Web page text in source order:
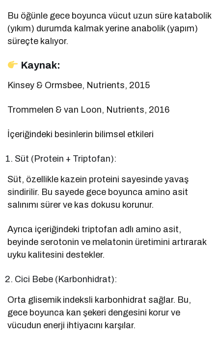
Bu öğünle gece boyunca vücut uzun süre katabolik
(yıkım) durumda kalmak yerine anabolik (yapım)
süreçte kalıyor.
Kaynak:
Kinsey & Ormsbee, Nutrients, 2015
Trommelen & van Loon, Nutrients, 2016
İçeriğindeki besinlerin bilimsel etkileri
Süt (Protein + Triptofan):
Süt, özellikle kazein proteini sayesinde yavaş
sindirilir. Bu sayede gece boyunca amino asit
salınımı sürer ve kas dokusu korunur.
Ayrıca içeriğindeki triptofan adlı amino asit,
beyinde serotonin ve melatonin üretimini artırarak
uyku kalitesini destekler.
Cici Bebe (Karbonhidrat):
Orta glisemik indeksli karbonhidrat sağlar. Bu,
gece boyunca kan şekeri dengesini korur ve
vücudun enerji ihtiyacını karşılar.